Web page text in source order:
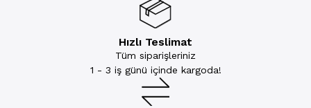
Hızlı Teslimat
Tüm siparişleriniz
1 - 3 iş günü içinde kargoda!